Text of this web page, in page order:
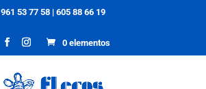
961 53 77 58 |605 88 66 19
0 elementos